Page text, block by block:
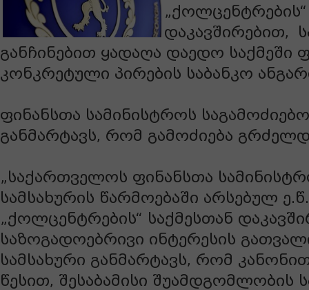
„ქოლცენტრების“
დაკავშირებით,
განჩინებით ყადაღა დაედო საქმეში
კონკრეტული პირების საბანკო
ფინანსთა სამინისტროს
განმარტავს, რომ გამოძიება
„საქართველოს ფინანსთა
სამსახურის წარმოებაში არსებულ ე.წ.
„ქოლცენტრების“ საქმესთან
საზოგადოებრივი ინტერესის
სამსახური განმარტავს, რომ
წესით, შესაბამისი შუამდგომლობის